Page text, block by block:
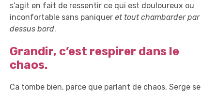
s’agit en fait de ressentir ce qui est douloureux ou
inconfortable sans paniquer et tout chambarder par
dessus bord.
Grandir, c’est respirer dans le
chaos.
Ca tombe bien, parce que parlant de chaos, Serge se